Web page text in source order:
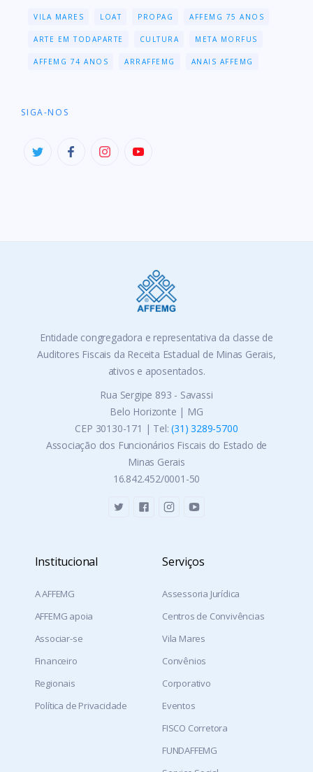
VILA MARES LOAT PROPAG AFFEMG 75 ANOS
ARTE EM TODAPARTE CULTURA META MORFUS
AFFEMG 74 ANOS ARRAFFEMG ANAIS AFFEMG
SIGA-NOS
Entidade congregadora e representativa da classe de
Auditores Fiscais da Receita Estadual de Minas Gerais,
ativos e aposentados.
Rua Sergipe 893 - Savassi
Belo Horizonte | MG
CEP 30130-171 | Tel:(31) 3289-5700
Associação dos Funcionários Fiscais do Estado de
Minas Gerais
16.842.452/0001-50
Institucional
A AFFEMG
AFFEMG apoia
Associar-se
Financeiro
Regionais
Política de Privacidade
Serviços
Assessoria Jurídica
Centros de Convivências
Vila Mares
Convênios
Corporativo
Eventos
FISCO Corretora
FUNDAFFEMG